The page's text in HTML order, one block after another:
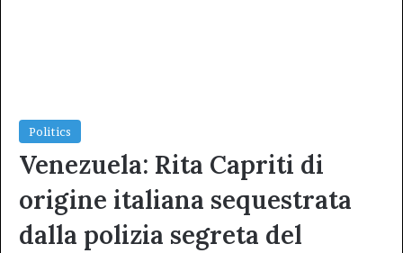
Politics
Venezuela: Rita Capriti di
origine italiana sequestrata
dalla polizia segreta del